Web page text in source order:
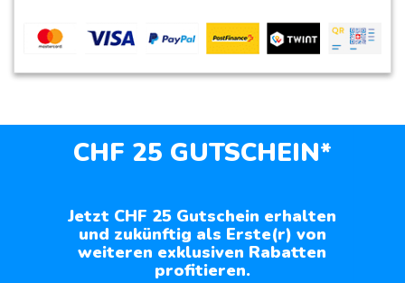
CHF 25 GUTSCHEIN*
Jetzt CHF 25 Gutschein erhalten
und zukünftig als Erste(r) von
weiteren exklusiven Rabatten
profitieren.